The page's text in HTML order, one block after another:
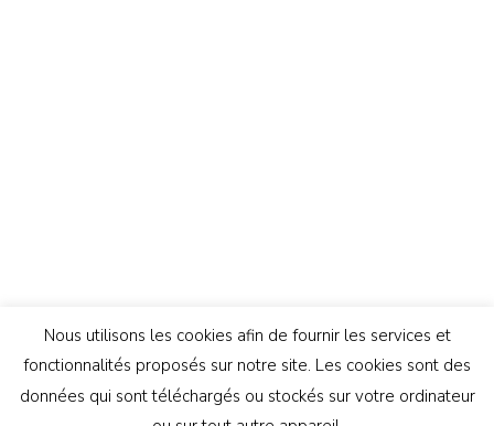
Nous utilisons les cookies afin de fournir les services et
fonctionnalités proposés sur notre site. Les cookies sont des
données qui sont téléchargés ou stockés sur votre ordinateur